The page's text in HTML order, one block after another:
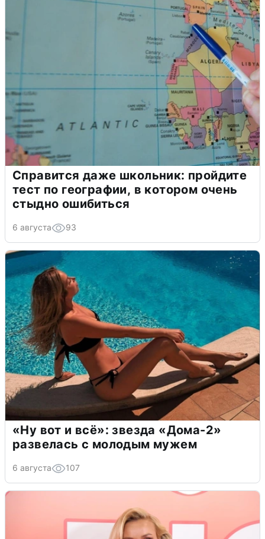
Справится даже школьник: пройдите
тест по географии, в котором очень
стыдно ошибиться
6 августа 93
«Ну вот и всё»: звезда «Дома-2»
развелась с молодым мужем
6 августа 107